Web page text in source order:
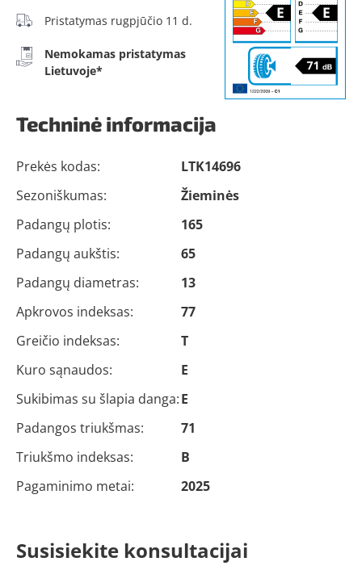
Pristatymas rugpjūčio 11 d.
Nemokamas pristatymas
Lietuvoje*
Techninė informacija
Prekės kodas:
LTK14696
Sezoniškumas:
Žieminės
Padangų plotis:
165
Padangų aukštis:
65
Padangų diametras:
13
Apkrovos indeksas:
77
Greičio indeksas:
T
Kuro sąnaudos:
E
Sukibimas su šlapia danga:E
Padangos triukšmas:
71
Triukšmo indeksas:
B
Pagaminimo metai:
2025
Susisiekite konsultacijai